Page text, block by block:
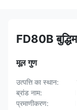
FD80B
मूल गुण
उत्पत्ति का स्थान:
ब्रांड नाम:
प्रमाणीकरण: